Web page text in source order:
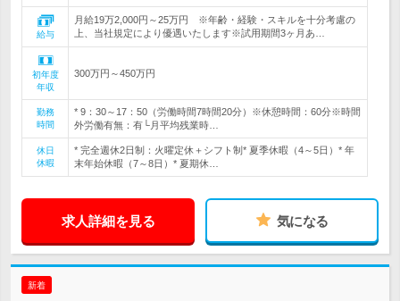
給与
月給19万2,000円～25万円 ※年齢・経験・スキルを十分考慮の
上、当社規定により優遇いたします※試用期間3ヶ月あ…
初年度
年収
300万円～450万円
勤務
時間
* 9：30～17：50（労働時間7時間20分）※休憩時間：60分※時間
外労働有無：有└月平均残業時…
休日
休暇
* 完全週休2日制：火曜定休＋シフト制* 夏季休暇（4～5日）* 年
末年始休暇（7～8日）* 夏期休…
求人詳細を見る 気になる
新着